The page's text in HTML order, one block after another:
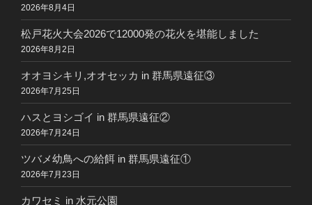
2026年8月4日
松戸花火大会2026で12000発の花火を堪能しました
2026年8月2日
オオヨシキリ,オオセッカ in 群馬県遠征③
2026年7月25日
ハスとヨシゴイ in 群馬県遠征②
2026年7月24日
ツバメ幼鳥への給餌 in 群馬県遠征①
2026年7月23日
カワセミ in 水元公園